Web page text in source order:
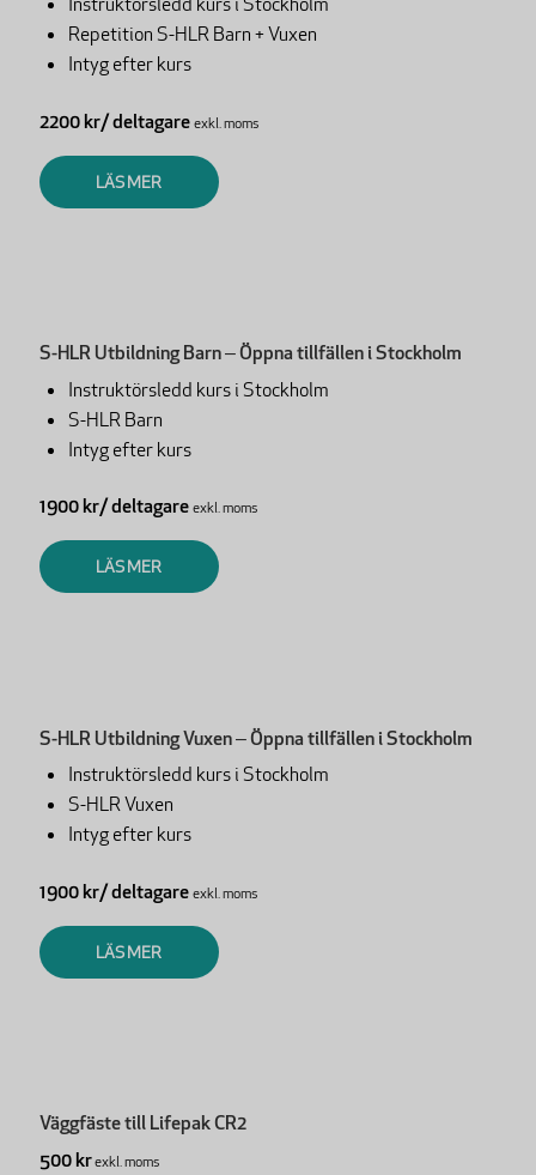
Repetition S-HLR Barn + Vuxen
Intyg efter kurs
2200 kr/ deltagareexkl. moms
LÄS MER
S-HLR Utbildning Barn – Öppna tillfällen i Stockholm
Instruktörsledd kurs i Stockholm
S-HLR Barn
Intyg efter kurs
1900 kr/ deltagareexkl. moms
LÄS MER
S-HLR Utbildning Vuxen – Öppna tillfällen i Stockholm
Instruktörsledd kurs i Stockholm
S-HLR Vuxen
Intyg efter kurs
1900 kr/ deltagareexkl. moms
LÄS MER
Väggfäste till Lifepak CR2
500 krexkl. moms